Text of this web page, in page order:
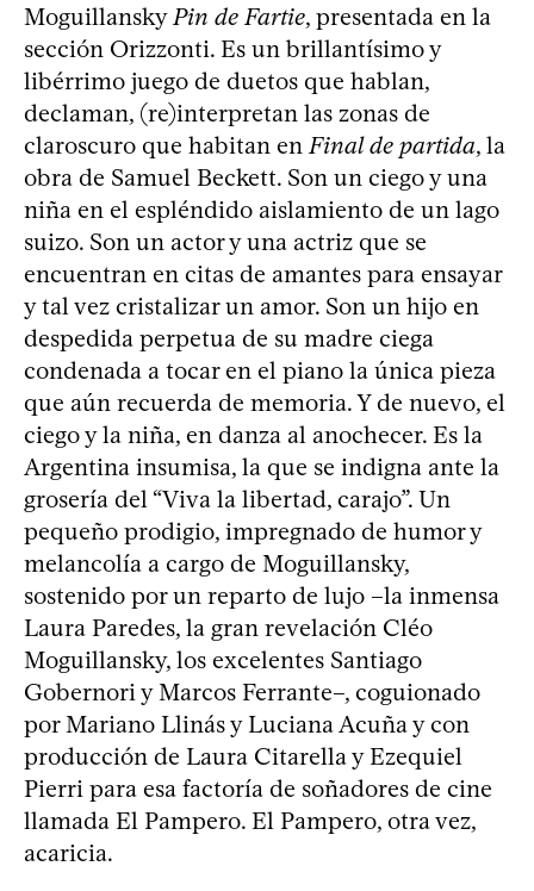
Moguillansky Pin de Fartie, presentada en la
sección Orizzonti. Es un brillantísimo y
libérrimo juego de duetos que hablan,
declaman, (re)interpretan las zonas de
claroscuro que habitan en Final de partida, la
obra de Samuel Beckett. Son un ciego y una
niña en el espléndido aislamiento de un lago
suizo. Son un actor y una actriz que se
encuentran en citas de amantes para ensayar
y tal vez cristalizar un amor. Son un hijo en
despedida perpetua de su madre ciega
condenada a tocar en el piano la única pieza
que aún recuerda de memoria. Y de nuevo, el
ciego y la niña, en danza al anochecer. Es la
Argentina insumisa, la que se indigna ante la
grosería del “Viva la libertad, carajo”. Un
pequeño prodigio, impregnado de humor y
melancolía a cargo de Moguillansky,
sostenido por un reparto de lujo –la inmensa
Laura Paredes, la gran revelación Cléo
Moguillansky, los excelentes Santiago
Gobernori y Marcos Ferrante–, coguionado
por Mariano Llinás y Luciana Acuña y con
producción de Laura Citarella y Ezequiel
Pierri para esa factoría de soñadores de cine
llamada El Pampero. El Pampero, otra vez,
acaricia.